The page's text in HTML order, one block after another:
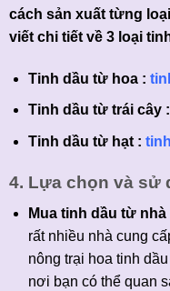
cách sản xuất từng
viết chi tiết về 3 loại
Tinh dầu từ hoa :
Tinh dầu từ trái cây :
Tinh dầu từ hạt :
4. Lựa chọn và sử
Mua tinh dầu từ
rất nhiều nhà cung
nông trại hoa tinh
nơi bạn có thể quan